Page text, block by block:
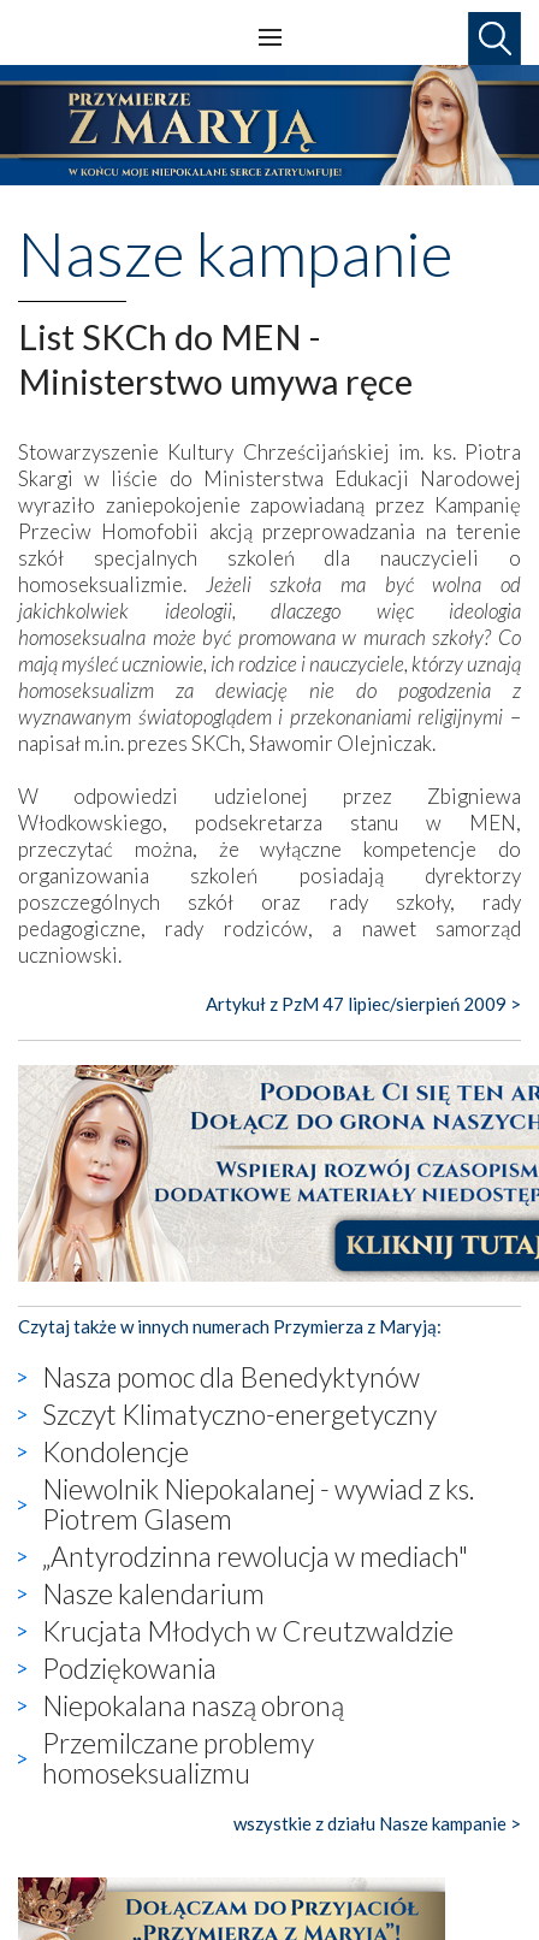
Nasze kampanie
List SKCh do MEN -
Ministerstwo umywa ręce
Stowarzyszenie Kultury Chrześcijańskiej im. ks. Piotra
Skargi w liście do Ministerstwa Edukacji Narodowej
wyraziło zaniepokojenie zapowiadaną przez Kampanię
Przeciw Homofobii akcją przeprowadzania na terenie
szkół specjalnych szkoleń dla nauczycieli o
homoseksualizmie.
Jeżeli szkoła ma być wolna od
jakichkolwiek ideologii, dlaczego więc ideologia
homoseksualna może być promowana w murach szkoły? Co
mają myśleć uczniowie, ich rodzice i nauczyciele, którzy uznają
homoseksualizm za dewiację nie do pogodzenia z
wyznawanym światopoglądem i przekonaniami religijnymi –
napisał m.in. prezes SKCh, Sławomir Olejniczak.
W odpowiedzi udzielonej przez Zbigniewa
Włodkowskiego, podsekretarza stanu w MEN,
przeczytać można, że wyłączne kompetencje do
organizowania szkoleń posiadają dyrektorzy
poszczególnych szkół oraz rady szkoły, rady
pedagogiczne, rady rodziców, a nawet samorząd
uczniowski.
Artykuł z PzM 47 lipiec/sierpień 2009 >
Czytaj także w innych numerach Przymierza z Maryją:
Nasza pomoc dla Benedyktynów
Szczyt Klimatyczno-energetyczny
Kondolencje
Niewolnik Niepokalanej - wywiad z ks.
Piotrem Glasem
„Antyrodzinna rewolucja w mediach"
Nasze kalendarium
Krucjata Młodych w Creutzwaldzie
Podziękowania
Niepokalana naszą obroną
Przemilczane problemy
homoseksualizmu
wszystkie z działu Nasze kampanie >